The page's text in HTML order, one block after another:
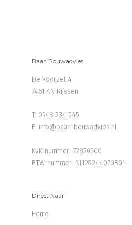
Baan Bouwadvies
De Voorzet 4
7461 AN Rijssen
T: 0548 234 545
E: info@baan-bouwadvies.nl
KvK-nummer: 72820500
BTW-nummer: NL128244070B01
Direct Naar
Home